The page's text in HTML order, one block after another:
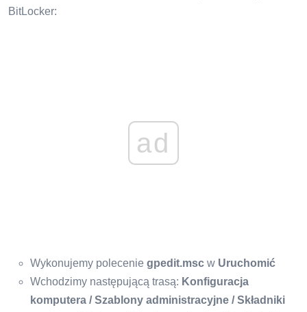
BitLocker:
ad
Wykonujemy polecenie gpedit.msc w Uruchomić
Wchodzimy następującą trasą: Konfiguracja
komputera / Szablony administracyjne / Składniki